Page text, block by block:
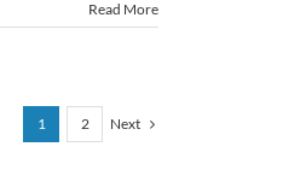
Read More
1 2 Next